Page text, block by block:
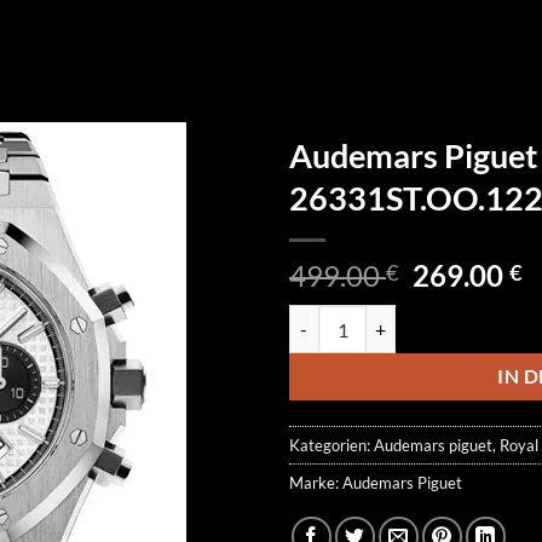
Audemars
499.00€
499.00 €
269.00€
IN
Kategorien:Audemars piguet,
Marke:Audemars Piguet